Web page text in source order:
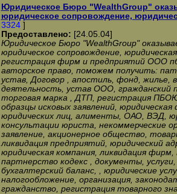
Юридическое Бюро "WealthGroup"
юридическое сопровождение,
3324]
Предоставлено: [24.05.04]
Юридическое Бюро "WealthGroup"
юридическое сопровождение,
регистрация фирм и предприятий ООО
авторское право, поможем получить:
устав, Договор , апостиль, фонд, жилье,
деятельность, устав ООО, гражданский
торговая марка , ДТП, регистрация
образцы исковых заявлений,
юридических лиц, алименты, ОАО, ВЭД,
консультации юриста, некоммерческие
заявление, акционерное общество,
ликвидация предприятий, юридический
юридическая компания, ликвидация фирм,
партнерство кодекс , документы,
бухгалтерский баланс, , юридические
налогообложение, организация,
гражданство, регистрация товарного